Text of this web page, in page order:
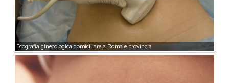
Ecografia ginecologica domiciliare a Roma e provincia